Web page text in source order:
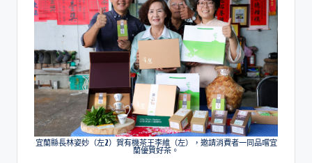
宜蘭縣長林姿妙（左2）賀有機茶王李維（左），邀請消費者一同品嚐宜
蘭優質好茶。